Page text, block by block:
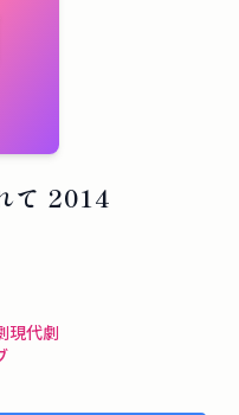
て 2014
現代劇